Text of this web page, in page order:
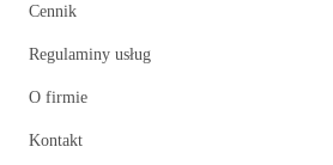
Cennik
Regulaminy usług
O firmie
Kontakt